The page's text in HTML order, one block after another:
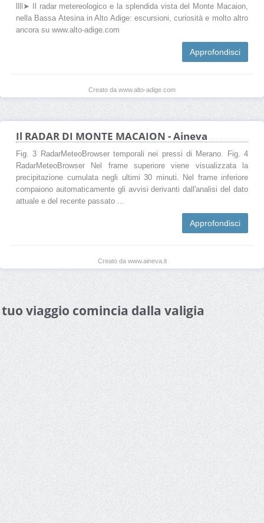
llll➤ Il radar metereologico e la splendida vista del Monte Macaion,
nella Bassa Atesina in Alto Adige: escursioni, curiosità e molto altro
ancora su www.alto-adige.com
Approfondisci
Creato da www.alto-adige.com
Il RADAR DI MONTE MACAION - Aineva
Fig. 3 RadarMeteoBrowser temporali nei pressi di Merano. Fig. 4
RadarMeteoBrowser Nel frame superiore viene visualizzata la
precipitazione cumulata negli ultimi 30 minuti. Nel frame inferiore
compaiono automaticamente gli avvisi derivanti dall'analisi del dato
attuale e del recente passato ...
Approfondisci
Creato da www.aineva.it
viaggio comincia dalla valigia